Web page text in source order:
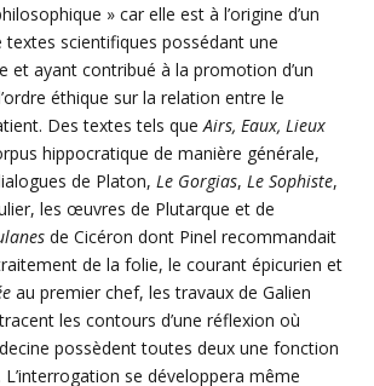
» car elle est à l’origine d’un
scientifiques possédant une
et ayant contribué à la promotion d’un
éthique sur la relation entre le
Des textes tels queAirs, Eaux, Lieux
hippocratique de manière générale,
de Platon, Le Gorgias, Le Sophiste,
les œuvres de Plutarque et de
de Cicéron dont Pinel recommandait
de la folie, le courant épicurien et
au premier chef, les travaux de Galien
les contours d’une réflexion où
possèdent toutes deux une fonction
. L’interrogation se développera même